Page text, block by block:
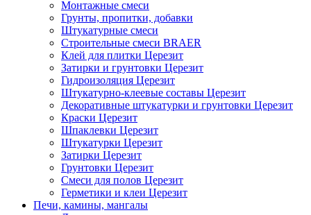
Монтажные смеси
Грунты, пропитки, добавки
Штукатурные смеси
Строительные смеси BRAER
Клей для плитки Церезит
Затирки и грунтовки Церезит
Гидроизоляция Церезит
Штукатурно-клеевые составы Церезит
Декоративные штукатурки и грунтовки Церезит
Краски Церезит
Шпаклевки Церезит
Штукатурки Церезит
Затирки Церезит
Грунтовки Церезит
Смеси для полов Церезит
Герметики и клеи Церезит
Печи, камины, мангалы